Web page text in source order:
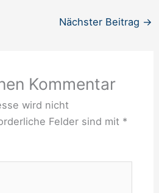
Nächster Beitrag →
Kommentar
wird nicht
Felder sind mit *